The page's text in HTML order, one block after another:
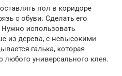
пол в коридоре
с обуви. Сделать его
Нужно использовать
из дерева, с невысокими
галька, которая
универсального клея.